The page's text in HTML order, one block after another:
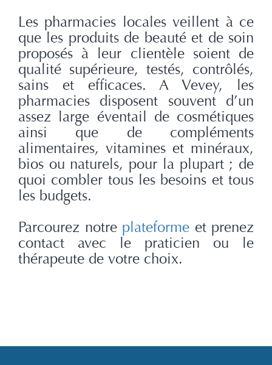
Les pharmacies locales veillent à ce
que les produits de beauté et de soin
proposés à leur clientèle soient de
qualité supérieure, testés, contrôlés,
sains et efficaces. A Vevey, les
pharmacies disposent souvent d’un
assez large éventail de cosmétiques
ainsi que de compléments
alimentaires, vitamines et minéraux,
bios ou naturels, pour la plupart ; de
quoi combler tous les besoins et tous
les budgets.
Parcourez notre plateforme et prenez
contact avec le praticien ou le
thérapeute de votre choix.